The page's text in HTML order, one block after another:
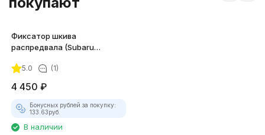
Фиксатор шкива
распредвала (Subaru
5.0 (1)
4 450 ₽
Бонусных рублей за покупку:
133.63руб.
В наличии